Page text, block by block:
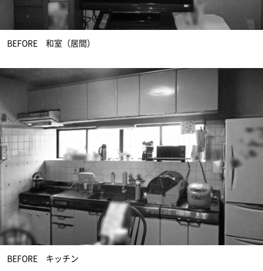
BEFORE 和室（居間）
BEFORE キッチン